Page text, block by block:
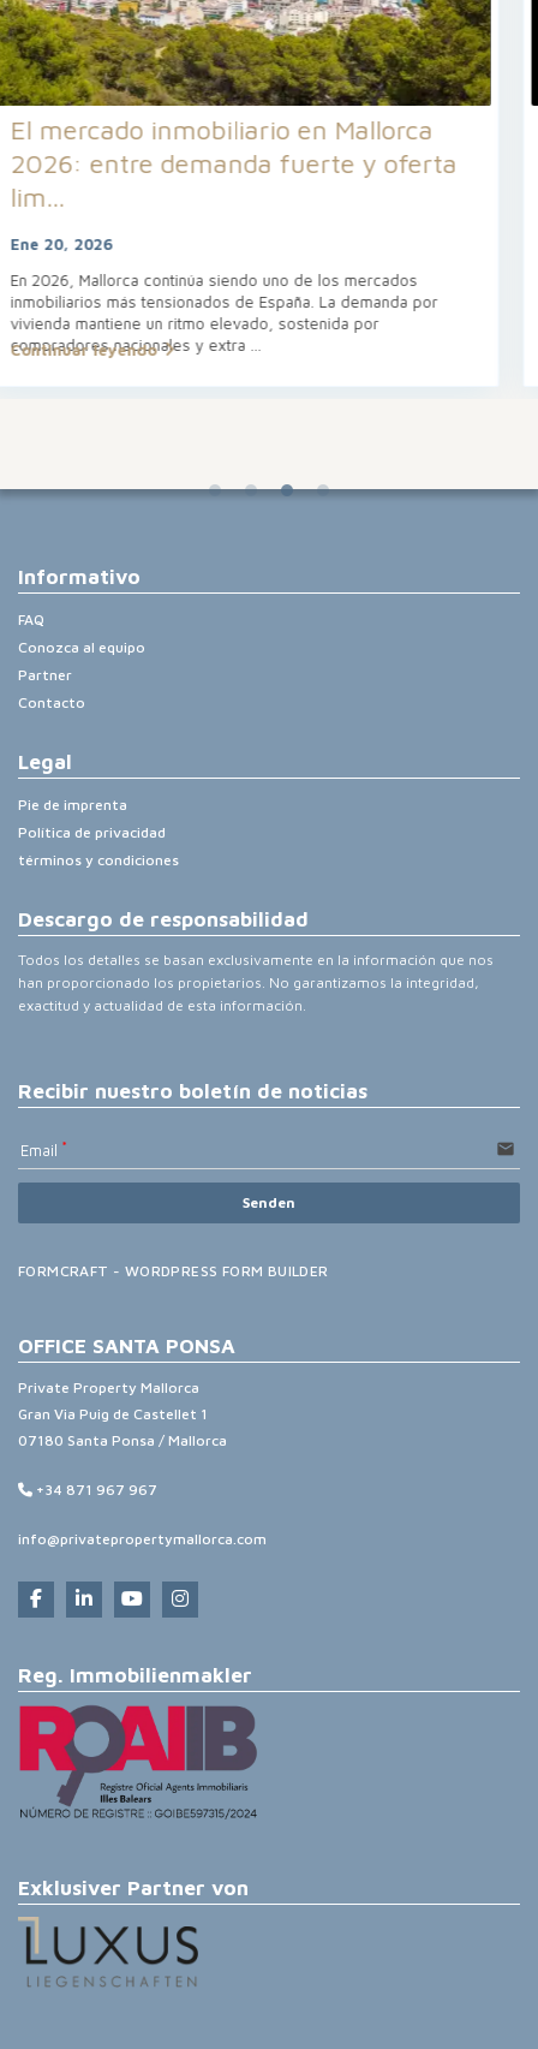
Sant Sebastià 2026: la gran fiesta de
invierno en Palma, Mallorca
Ene 08, 2026
Cada enero, Palma de Mallorca se transforma. Sus plazas y
homenaje a Sant Sebastià (San Sebastián), patrón de la ciudad.
En 2...
Continuar leyendo
Informativo
FAQ
Conozca al equipo
Partner
Contacto
Legal
Pie de imprenta
Política de privacidad
términos y condiciones
Descargo de responsabilidad
Todos los detalles se basan exclusivamente en la información que nos
han proporcionado los propietarios. No garantizamos la integridad,
exactitud y actualidad de esta información.
Recibir nuestro boletín de noticias
Email email
Senden
FORMCRAFT - WORDPRESS FORM BUILDER
OFFICE SANTA PONSA
Private Property Mallorca
Gran Via Puig de Castellet 1
07180 Santa Ponsa / Mallorca
+34 871 967 967
info@privatepropertymallorca.com
Reg. Immobilienmakler
Exklusiver Partner von